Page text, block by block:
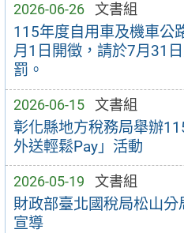
2026-06-26 文書組
115年度自用車及機車公
月1日開徵，請於7月31
罰。
2026-06-15 文書組
彰化縣地方稅務局舉辦
外送輕鬆Pay」活動
2026-05-19 文書組
財政部臺北國稅局松山
宣導